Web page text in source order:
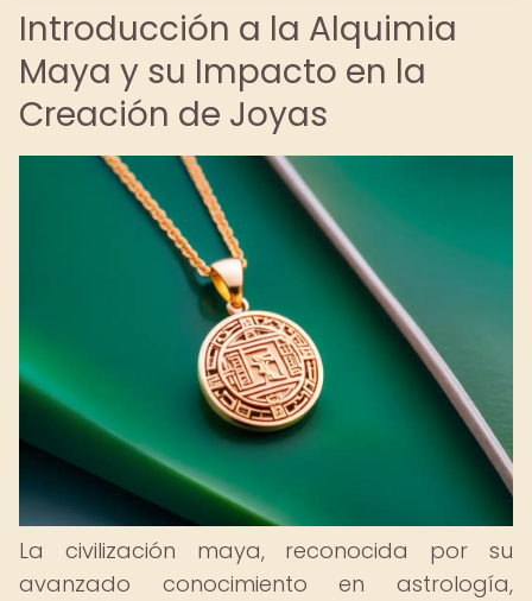
Introducción a la Alquimia
Maya y su Impacto en la
Creación de Joyas
La civilización maya, reconocida por su
avanzado conocimiento en astrología,